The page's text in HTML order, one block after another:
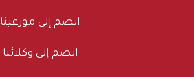
انضم إلى موزعينا
انضم إلى وكلائنا